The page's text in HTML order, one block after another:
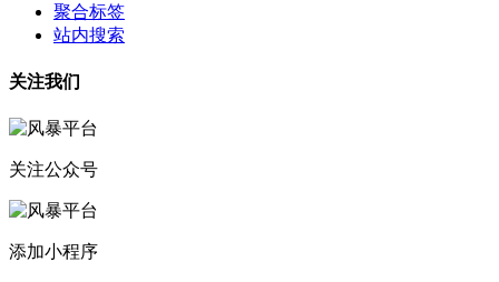
聚合标签
站内搜索
关注我们
关注公众号
添加小程序